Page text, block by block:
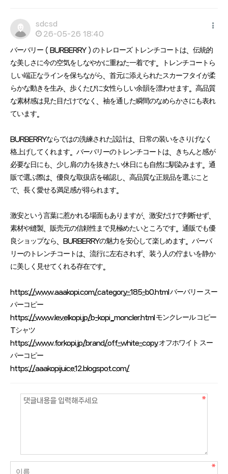
sdcsd
26-05-26 18:40
バーバリー（BURBERRY）のトレローズ トレンチコートは、伝統的
な美しさに今の空気をしなやかに重ねた一着です。トレンチコートら
しい端正なラインを保ちながら、首元に添えられたスカーフタイが柔
らかな動きを生み、歩くたびに女性らしい余韻を漂わせます。高品質
な素材感は見た目だけでなく、袖を通した瞬間のなめらかさにも表れ
ています。
BURBERRYならではの洗練された設計は、日常の装いをさりげなく
格上げしてくれます。バーバリーのトレンチコートは、きちんと感が
必要な日にも、少し肩の力を抜きたい休日にも自然に馴染みます。通
販で選ぶ際は、優良な取扱店を確認し、高品質な正規品を選ぶこと
で、長く愛せる満足感が得られます。
激安という言葉に惹かれる場面もありますが、激安だけで判断せず、
素材や縫製、販売元の信頼性まで見極めたいところです。通販でも優
良ショップなら、BURBERRYの魅力を安心して楽しめます。バーバ
リーのトレンチコートは、流行に左右されず、装う人の佇まいを静か
に美しく見せてくれる存在です。
https://www.aaakopi.com/category-185-b0.html バーバリー スー
パーコピー
https://www.levelkopi.jp/b-kopi_moncler.html モンクレール コピー
Tシャツ
https://www.forkopi.jp/brand/off-white-copyオフホワイト スー
パーコピー
https://aaakopijuice12.blogspot.com/